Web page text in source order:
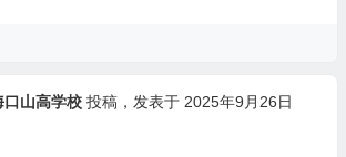
口山高学校 投稿，发表于 2025年9月26日